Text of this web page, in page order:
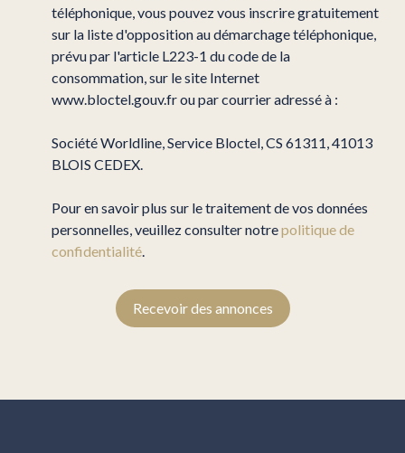
téléphonique, vous pouvez vous inscrire gratuitement
sur la liste d'opposition au démarchage téléphonique,
prévu par l'article L223-1 du code de la
consommation, sur le site Internet
www.bloctel.gouv.fr ou par courrier adressé à :
Société Worldline, Service Bloctel, CS 61311, 41013
BLOIS CEDEX.
Pour en savoir plus sur le traitement de vos données
personnelles, veuillez consulter notrepolitique de
confidentialité.
Recevoir des annonces